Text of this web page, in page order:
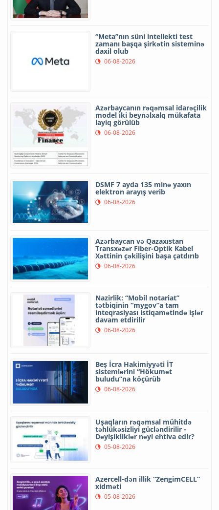
“Meta”nın süni intellekti test
zamanı başqa şirkətin sisteminə
daxil olub
06-08-2026
Azərbaycanın rəqəmsal idarəçilik
model iki beynəlxalq mükafata
layiq görülüb
06-08-2026
DSMF 7 ayda 135 minə yaxın
elektron arayış verib
06-08-2026
Azərbaycan və Qazaxıstan
Transxəzər Fiber-Optik Kabel
Xəttinin çəkilişini başa çatdırıb
06-08-2026
Nazirlik: “Mobil notariat”
tətbiqinin “mygov”a tam
inteqrasiyası istiqamətində işlər
davam etdirilir
06-08-2026
Beş İcra Hakimiyyəti İT
sistemlərini “Hökumət
buludu”na köçürüb
06-08-2026
Uşaqların rəqəmsal mühitdə
təhlükəsizliyi gücləndirilir -
Dəyişikliklər nəyi ehtiva edir?
05-08-2026
Azercell-dən illik “ZengimCELL”
xidməti
05-08-2026